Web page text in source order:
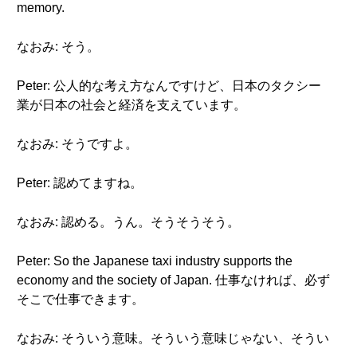
memory.
なおみ: そう。
Peter: 公人的な考え方なんですけど、日本のタクシー
業が日本の社会と経済を支えています。
なおみ: そうですよ。
Peter: 認めてますね。
なおみ: 認める。うん。そうそうそう。
Peter: So the Japanese taxi industry supports the
economy and the society of Japan. 仕事なければ、必ず
そこで仕事できます。
なおみ: そういう意味。そういう意味じゃない、そうい